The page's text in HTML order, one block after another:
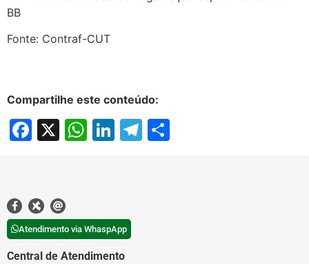
BB
Fonte: Contraf-CUT
Compartilhe este conteúdo:
Facebook
X WhatsApp
LinkedIn
Telegram
Atendimento via WhaspApp
Central de Atendimento